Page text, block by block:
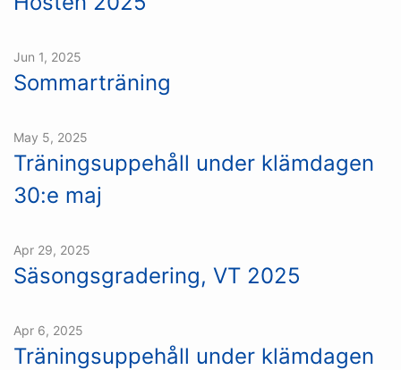
Jun 1, 2025
Sommarträning
May 5, 2025
Träningsuppehåll under klämdagen
30:e maj
Apr 29, 2025
Säsongsgradering, VT 2025
Apr 6, 2025
Träningsuppehåll under klämdagen